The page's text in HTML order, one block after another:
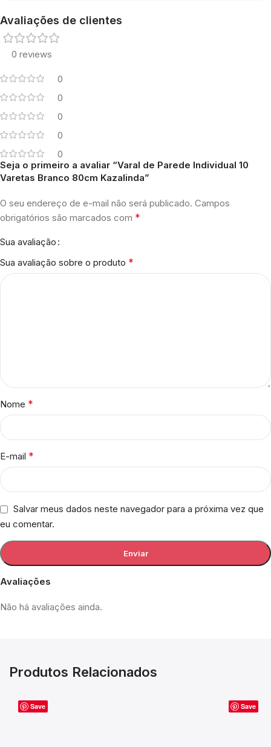
Avaliações de clientes
0 reviews
0
0
0
0
0
Avaliações
Não há avaliações ainda.
Seja o primeiro a avaliar “Varal de Parede Individual 10
Varetas Branco 80cm Kazalinda”
O seu endereço de e-mail não será publicado. Campos
obrigatórios são marcados com *
Sua avaliação
Sua avaliação sobre o produto *
Nome *
E-mail *
Salvar meus dados neste navegador para a próxima vez que
eu comentar.
Produtos Relacionados
Save Save